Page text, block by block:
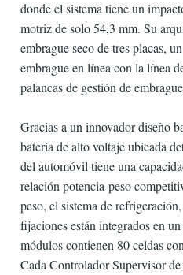
donde el sistema tiene un
motriz de solo 54,3 mm. Su
embrague seco de tres placas,
embrague en línea con la línea
palancas de gestión de
Gracias a un innovador diseño
batería de alto voltaje ubicada
del automóvil tiene una
relación potencia-peso
peso, el sistema de
fijaciones están integrados en
módulos contienen 80 celdas
Cada Controlador Supervisor